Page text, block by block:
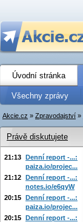
Úvodní stránka
Všechny zprávy
Akcie.cz » Zpravodajství »
Právě diskutujete
21:13 Denní report -...:
paiza.io/projec...
21:12 Denní report -...:
notes.io/e6qyW
20:15 Denní report -...:
paiza.io/projec...
20:15 Denní report -...: